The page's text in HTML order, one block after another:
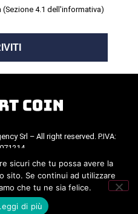
4.1 dell'informativa)
Srl – All right reserved. P.IVA:
. Privacy Policy.
sicuri che tu possa avere la
sito. Se continui ad utilizzare
che tu ne sia felice.
di più